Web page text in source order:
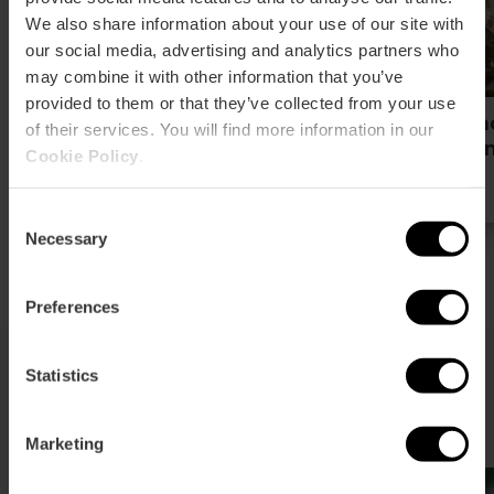
We also share information about your use of our site with
our social media, advertising and analytics partners who
may combine it with other information that you’ve
provided to them or that they’ve collected from your use
of their services. You will find more information in our
Cookie Policy
Selection
Necessary
Preferences
Statistics
Marketing
Estrategia turística de
sostenibilidad de València
Un